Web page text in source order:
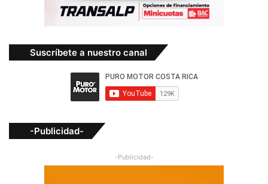
Suscríbete a nuestro canal
-Publicidad-
-Publicidad-